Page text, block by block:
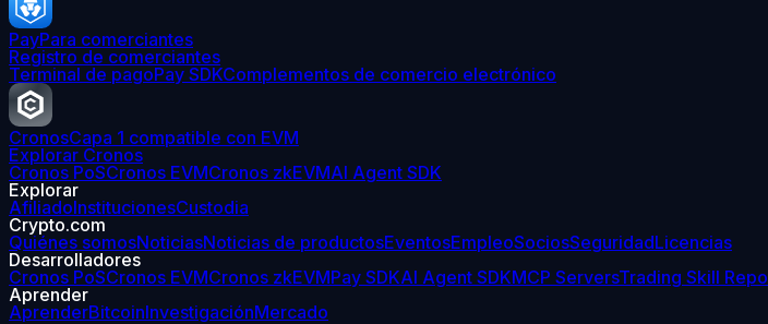
PayPara comerciantes
Registro de comerciantes
Terminal de pagoPay SDKComplementos de comercio electrónico
CronosCapa 1 compatible con EVM
Explorar Cronos
Cronos PoSCronos EVMCronos zkEVMAI Agent SDK
Explorar
AfiliadoInstitucionesCustodia
Crypto.com
Quiénes somosNoticiasNoticias de productosEventosEmpleoSociosSeguridadLicencias
Desarrolladores
Cronos PoSCronos EVMCronos zkEVMPay SDKAI Agent SDKMCP ServersTrading Skill Repo
Aprender
AprenderBitcoinInvestigaciónMercado